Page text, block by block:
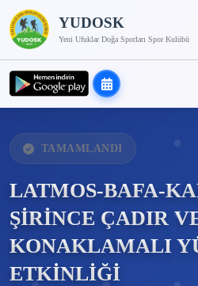
YUDOSK
Yeni Ufuklar Doğa Sporları Spor Kulübü
TAMAMLANDI
LATMOS-BAFA-
ŞİRİNCE ÇADIR
KONAKLAMALI
ETKİNLİĞİ